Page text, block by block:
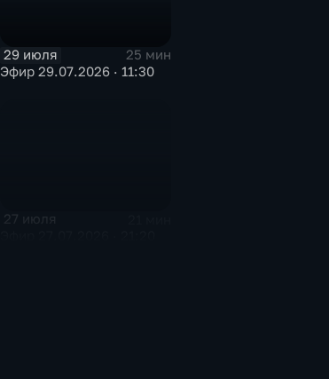
29 июля
25 мин
Эфир 29.07.2026 · 11:30
27 июля